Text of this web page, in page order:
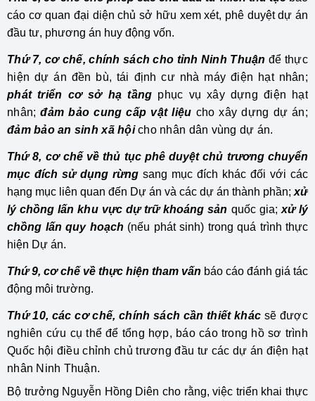
cáo cơ quan đại diện chủ sở hữu xem xét, phê duyệt dự án
đầu tư, phương án huy động vốn.
Thứ 7, cơ chế, chính sách cho tỉnh Ninh Thuậnđể thực
hiện dự án đền bù, tái định cư nhà máy điện hạt nhân;
phát triển cơ sở hạ tầng phục vụ xây dựng điện hạt
nhân;đảm bảo cung cấp vật liệu cho xây dựng dự án;
đảm bảo an sinh xã hộicho nhân dân vùng dự án.
Thứ 8, cơ chế về thủ tục phê duyệt chủ trương chuyển
mục đích sử dụng rừng sang mục đích khác đối với các
hạng mục liên quan đến Dự án và các dự án thành phần; xử
lý chồng lấn khu vực dự trữ khoáng sản quốc gia; xử lý
chồng lấn quy hoạch (nếu phát sinh) trong quá trình thực
hiện Dự án.
Thứ 9, cơ chế về thực hiện tham vấn báo cáo đánh giá tác
động môi trường.
Thứ 10, các cơ chế, chính sách cần thiết khác sẽ được
nghiên cứu cụ thể để tổng hợp, báo cáo trong hồ sơ trình
Quốc hội điều chỉnh chủ trương đầu tư các dự án điện hạt
nhân Ninh Thuận.
Bộ trưởng Nguyễn Hồng Diên cho rằng, việc triển khai thực